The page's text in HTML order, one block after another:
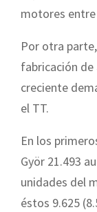
motores entre
Por otra
fabricación
creciente
el TT.
En los
Györ 21.493
unidades del
éstos 9.625